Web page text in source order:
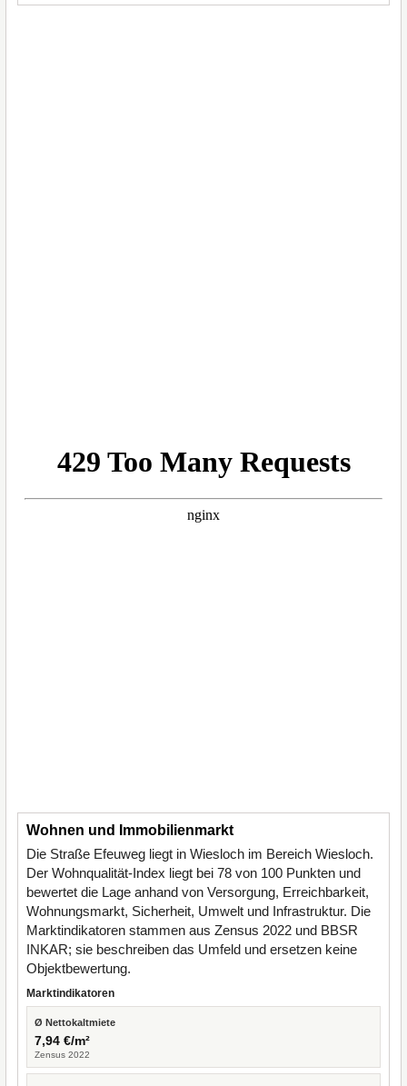
Wohnen und Immobilienmarkt
Die Straße Efeuweg liegt in Wiesloch im Bereich Wiesloch.
Der Wohnqualität-Index liegt bei 78 von 100 Punkten und
bewertet die Lage anhand von Versorgung, Erreichbarkeit,
Wohnungsmarkt, Sicherheit, Umwelt und Infrastruktur. Die
Marktindikatoren stammen aus Zensus 2022 und BBSR
INKAR; sie beschreiben das Umfeld und ersetzen keine
Objektbewertung.
Marktindikatoren
Ø Nettokaltmiete
7,94 €/m²
Zensus 2022